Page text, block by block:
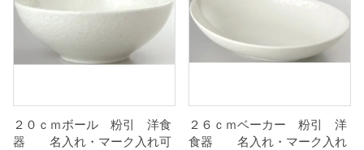
i
２０ｃｍボール 粉引 洋食
器 名入れ・マーク入れ可
２６ｃｍベーカー 粉引 洋
食器 名入れ・マーク入れ